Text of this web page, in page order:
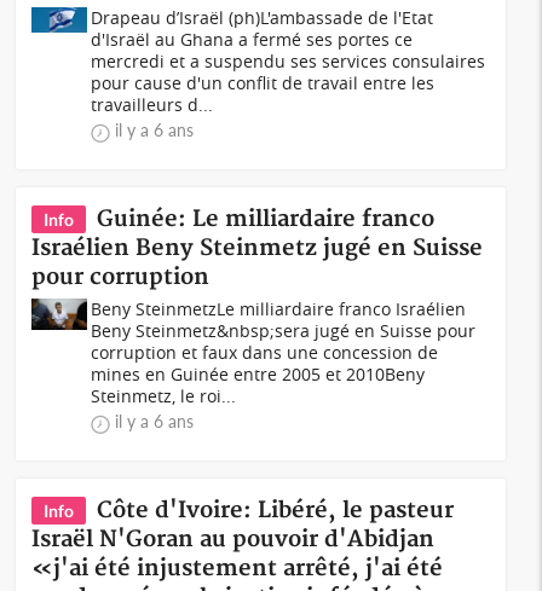
Drapeau d’Israël (ph)L'ambassade de l'Etat
d'Israël au Ghana a fermé ses portes ce
mercredi et a suspendu ses services consulaires
pour cause d'un conflit de travail entre les
travailleurs d...
il y a 6 ans
Info
Guinée: Le milliardaire franco
Israélien Beny Steinmetz jugé en Suisse
pour corruption
Beny SteinmetzLe milliardaire franco Israélien
Beny Steinmetz&nbsp;sera jugé en Suisse pour
corruption et faux dans une concession de
mines en Guinée entre 2005 et 2010Beny
Steinmetz, le roi...
il y a 6 ans
Info
Côte d'Ivoire: Libéré, le pasteur
Israël N'Goran au pouvoir d'Abidjan
«j'ai été injustement arrêté, j'ai été